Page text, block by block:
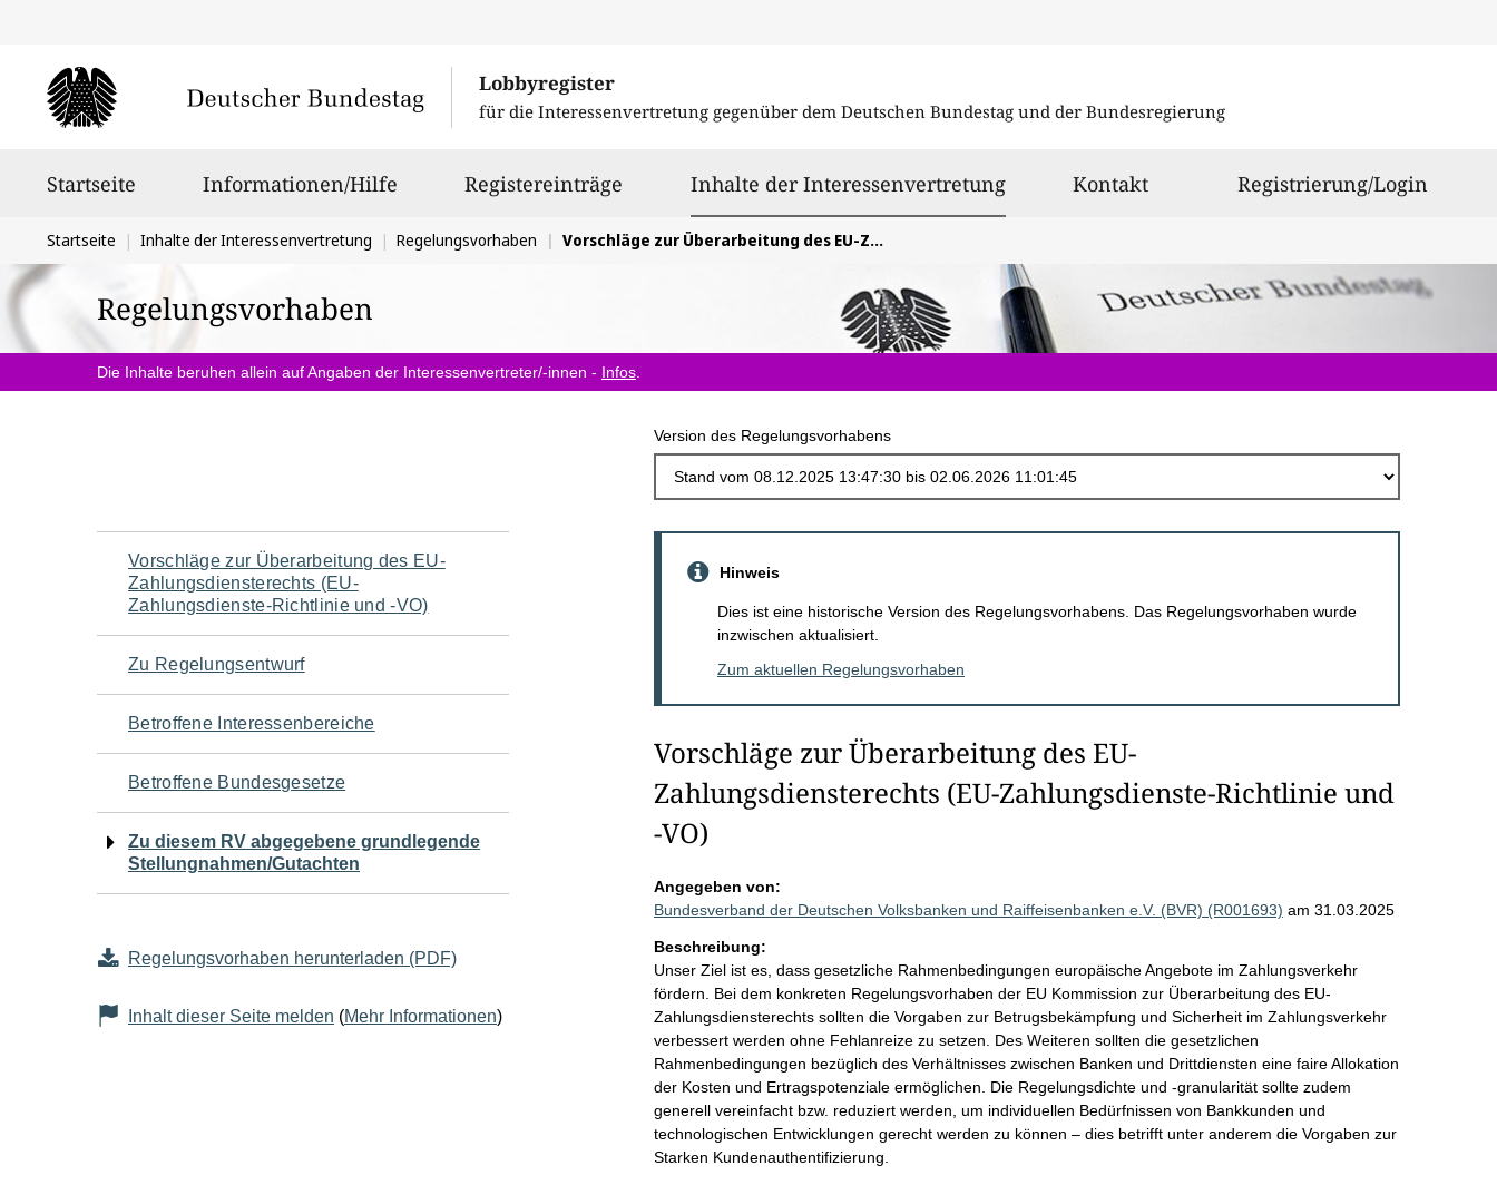
Lobbyregister
für die Interessenvertretung gegenüber dem Deutschen Bundestag und der Bundesregierung
Startseite Informationen/Hilfe Registereinträge Inhalte der Interessenvertretungausgewählt
Kontakt Registrierung/Login
Sie
befinden
sich
hier:
Startseite Inhalte der Interessenvertretung Regelungsvorhaben Vorschläge zur Überarbeitung des EU-Zahlungsdiensterechts (EU-Zahlungsdienste-Richtlinie und -VO)
Regelungsvorhaben
Die Inhalte beruhen allein auf Angaben der Interessenvertreter/-innen - Infos
Version des Regelungsvorhabens
Navigation
für
den
Seiteninhalt
Vorschläge zur Überarbeitung des EU-
Zahlungsdiensterechts (EU-
Zahlungsdienste-Richtlinie und -VO)
Zu Regelungsentwurf
Betroffene Interessenbereiche
Betroffene Bundesgesetze
Zu diesem RV abgegebene grundlegende
Stellungnahmen/Gutachten
Regelungsvorhaben herunterladen (PDF)
Inhalt dieser Seite melden (Mehr Informationen)
Hinweis
Dies ist eine historische Version des Regelungsvorhabens. Das Regelungsvorhaben wurde
inzwischen aktualisiert.
Zum aktuellen Regelungsvorhaben
Vorschläge zur Überarbeitung des EU-
Zahlungsdiensterechts (EU-Zahlungsdienste-Richtlinie und
-VO)
Angegeben von:
Bundesverband der Deutschen Volksbanken und Raiffeisenbanken e.V. (BVR) (R001693) am 31.03.2025
Beschreibung:
Unser Ziel ist es, dass gesetzliche Rahmenbedingungen europäische Angebote im Zahlungsverkehr
fördern. Bei dem konkreten Regelungsvorhaben der EU Kommission zur Überarbeitung des EU-
Zahlungsdiensterechts sollten die Vorgaben zur Betrugsbekämpfung und Sicherheit im Zahlungsverkehr
verbessert werden ohne Fehlanreize zu setzen. Des Weiteren sollten die gesetzlichen
Rahmenbedingungen bezüglich des Verhältnisses zwischen Banken und Drittdiensten eine faire Allokation
der Kosten und Ertragspotenziale ermöglichen. Die Regelungsdichte und -granularität sollte zudem
generell vereinfacht bzw. reduziert werden, um individuellen Bedürfnissen von Bankkunden und
technologischen Entwicklungen gerecht werden zu können – dies betrifft unter anderem die Vorgaben zur
Starken Kundenauthentifizierung.